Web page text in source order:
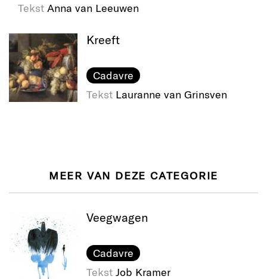
Tekst Anna van Leeuwen
Kreeft
Cadavre
Tekst Lauranne van Grinsven
MEER VAN DEZE CATEGORIE
Veegwagen
Cadavre
Tekst Job Kramer